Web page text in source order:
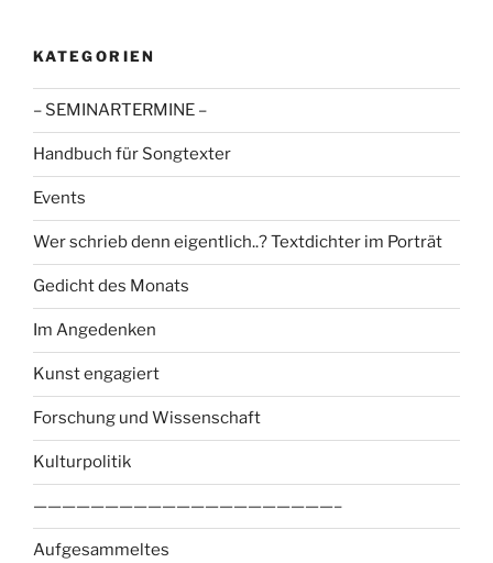
KATEGORIEN
– SEMINARTERMINE –
Handbuch für Songtexter
Events
Wer schrieb denn eigentlich..? Textdichter im Porträt
Gedicht des Monats
Im Angedenken
Kunst engagiert
Forschung und Wissenschaft
Kulturpolitik
—————————————————————–
Aufgesammeltes